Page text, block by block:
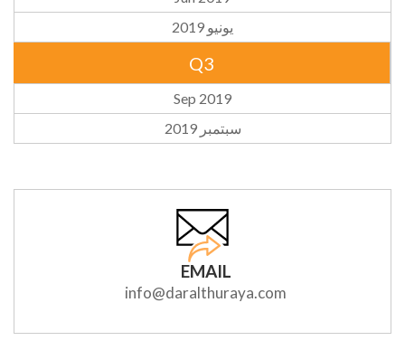
يونيو 2019
Q3
Sep 2019
سبتمبر 2019
EMAIL
info@daralthuraya.com